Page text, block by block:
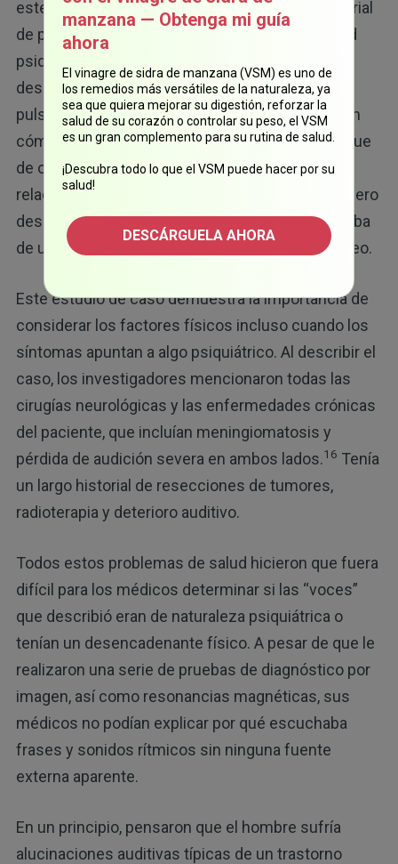
este fenómeno. Una persona con un largo historial
de problemas neurológicos ingresó a una unidad
psiquiátrica por escuchar unas “voces”
desconcertantes que resultaron ser tinnitus
pulsátil.15Los autores de este artículo explicaron
cómo las percepciones auditivas del paciente, que
de otro modo no habrían podido explicarse, se
relacionaron con un problema de salud mental, pero
después los médicos descubrieron que se trataba
de un problema relacionado con el flujo sanguíneo.
Este estudio de caso demuestra la importancia de
considerar los factores físicos incluso cuando los
síntomas apuntan a algo psiquiátrico. Al describir el
caso, los investigadores mencionaron todas las
cirugías neurológicas y las enfermedades crónicas
del paciente, que incluían meningiomatosis y
pérdida de audición severa en ambos lados.16 Tenía
un largo historial de resecciones de tumores,
radioterapia y deterioro auditivo.
Todos estos problemas de salud hicieron que fuera
difícil para los médicos determinar si las “voces”
que describió eran de naturaleza psiquiátrica o
tenían un desencadenante físico. A pesar de que le
realizaron una serie de pruebas de diagnóstico por
imagen, así como resonancias magnéticas, sus
médicos no podían explicar por qué escuchaba
frases y sonidos rítmicos sin ninguna fuente
externa aparente.
En un principio, pensaron que el hombre sufría
alucinaciones auditivas típicas de un trastorno
manzana — Obtenga mi guía
ahora
El vinagre de sidra de manzana (VSM) es uno de
los remedios más versátiles de la naturaleza, ya
sea que quiera mejorar su digestión, reforzar la
salud de su corazón o controlar su peso, el VSM
es un gran complemento para su rutina de salud.
¡Descubra todo lo que el VSM puede hacer por su
salud!
DESCÁRGUELA AHORA